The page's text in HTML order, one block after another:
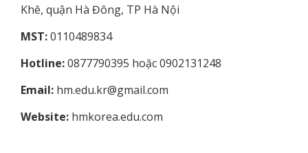
Khê, quận Hà Đông, TP Hà Nội
MST:0110489834
Hotline:0877790395 hoặc 0902131248
Email: hm.edu.kr@gmail.com
Website: hmkorea.edu.com